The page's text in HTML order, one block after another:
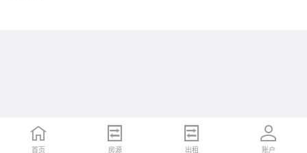
首页 招聘 简历 账户
首页 房源 出租 账户